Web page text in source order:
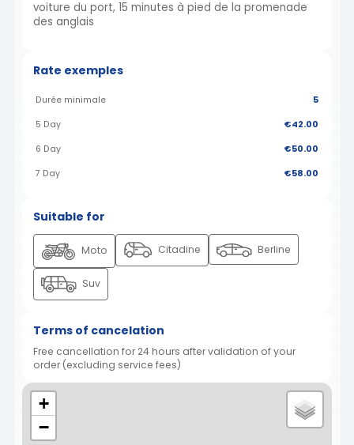
voiture du port, 15 minutes à pied de la promenade
des anglais
Rate exemples
Durée minimale 5
5 Day €42.00
6 Day €50.00
7 Day €58.00
Suitable for
Moto Citadine Berline
Suv
Terms of cancelation
Free cancellation for 24 hours after validation of your
order (excluding service fees)
+
−